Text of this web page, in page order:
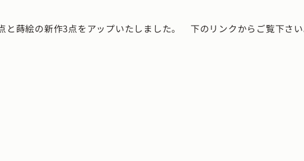
と蒔絵の新作3点をアップいたしました。 下のリンクからご覧下さい